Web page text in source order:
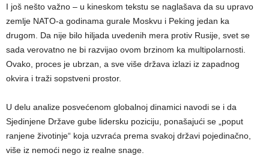
I još nešto važno – u kineskom tekstu se naglašava da su upravo
zemlje NATO-a godinama gurale Moskvu i Peking jedan ka
drugom. Da nije bilo hiljada uvedenih mera protiv Rusije, svet se
sada verovatno ne bi razvijao ovom brzinom ka multipolarnosti.
Ovako, proces je ubrzan, a sve više država izlazi iz zapadnog
okvira i traži sopstveni prostor.
U delu analize posvećenom globalnoj dinamici navodi se i da
Sjedinjene Države gube lidersku poziciju, ponašajući se „poput
ranjene životinje“ koja uzvraća prema svakoj državi pojedinačno,
više iz nemoći nego iz realne snage.